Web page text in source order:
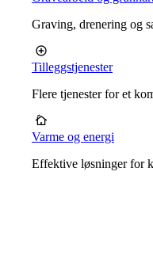
Graving, drenering og
Tilleggstjenester
Flere tjenester for et
Varme og energi
Effektive løsninger for